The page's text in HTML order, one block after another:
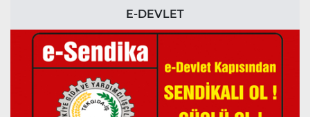
E-DEVLET